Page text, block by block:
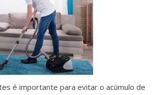
é importante para evitar o acúmulo de